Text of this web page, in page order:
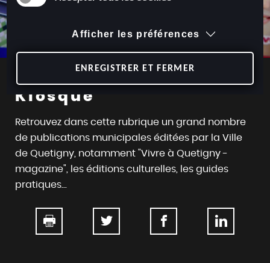
u
A
c
c
Kiosque
Retrouvez dans cette rubrique un grand nombre
de publications municipales éditées par la Ville
de Quetigny, notamment "Vivre à Quetigny -
magazine", les éditions culturelles, les guides
pratiques...
Afficher les préférences
ENREGISTRER ET FERMER